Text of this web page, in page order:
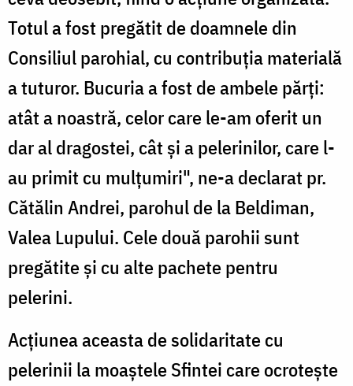
Totul a fost pregătit de doamnele din
Consiliul parohial, cu contribuţia materială
a tuturor. Bucuria a fost de ambele părţi:
atât a noastră, celor care le-am oferit un
dar al dragostei, cât şi a pelerinilor, care l-
au primit cu mulţumiri", ne-a declarat pr.
Cătălin Andrei, parohul de la Beldiman,
Valea Lupului. Cele două parohii sunt
pregătite şi cu alte pachete pentru
pelerini.
Acţiunea aceasta de solidaritate cu
pelerinii la moaştele Sfintei care ocroteşte